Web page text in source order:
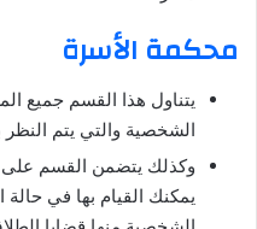
محكمة الأسرة
يتناول هذا القسم جميع
الشخصية والتي يتم
وكذلك يتضمن القسم على
يمكنك القيام بها في